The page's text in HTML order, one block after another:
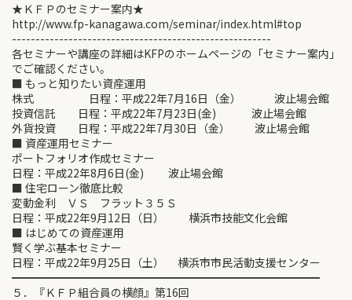
★ＫＦＰのセミナー案内★
http://www.fp-kanagawa.com/seminar/index.html#top
-------------------------------------------------------
各セミナーや講座の詳細はKFPのホームページの「セミナー案内」
でご確認ください。
■ もっと知りたい資産運用
株式 日程：平成22年7月16日（金） 波止場会館
投資信託 日程：平成22年7月23日(金) 波止場会館
外貨投資 日程：平成22年7月30日（金） 波止場会館
■ 資産運用セミナー
ポートフォリオ作成セミナー
日程：平成22年8月6日(金) 波止場会館
■ 住宅ローン徹底比較
変動金利 ＶＳ フラット３５Ｓ
日程：平成22年9月12日（日） 横浜市技能文化会館
■ はじめての資産運用
賢く学ぶ基本セミナー
日程：平成22年9月25日（土） 横浜市市民活動支援センター
━━━━━━━━━━━━━━━━━━━━━━━━━━━━
５．『ＫＦＰ組合員の横顔』第16回